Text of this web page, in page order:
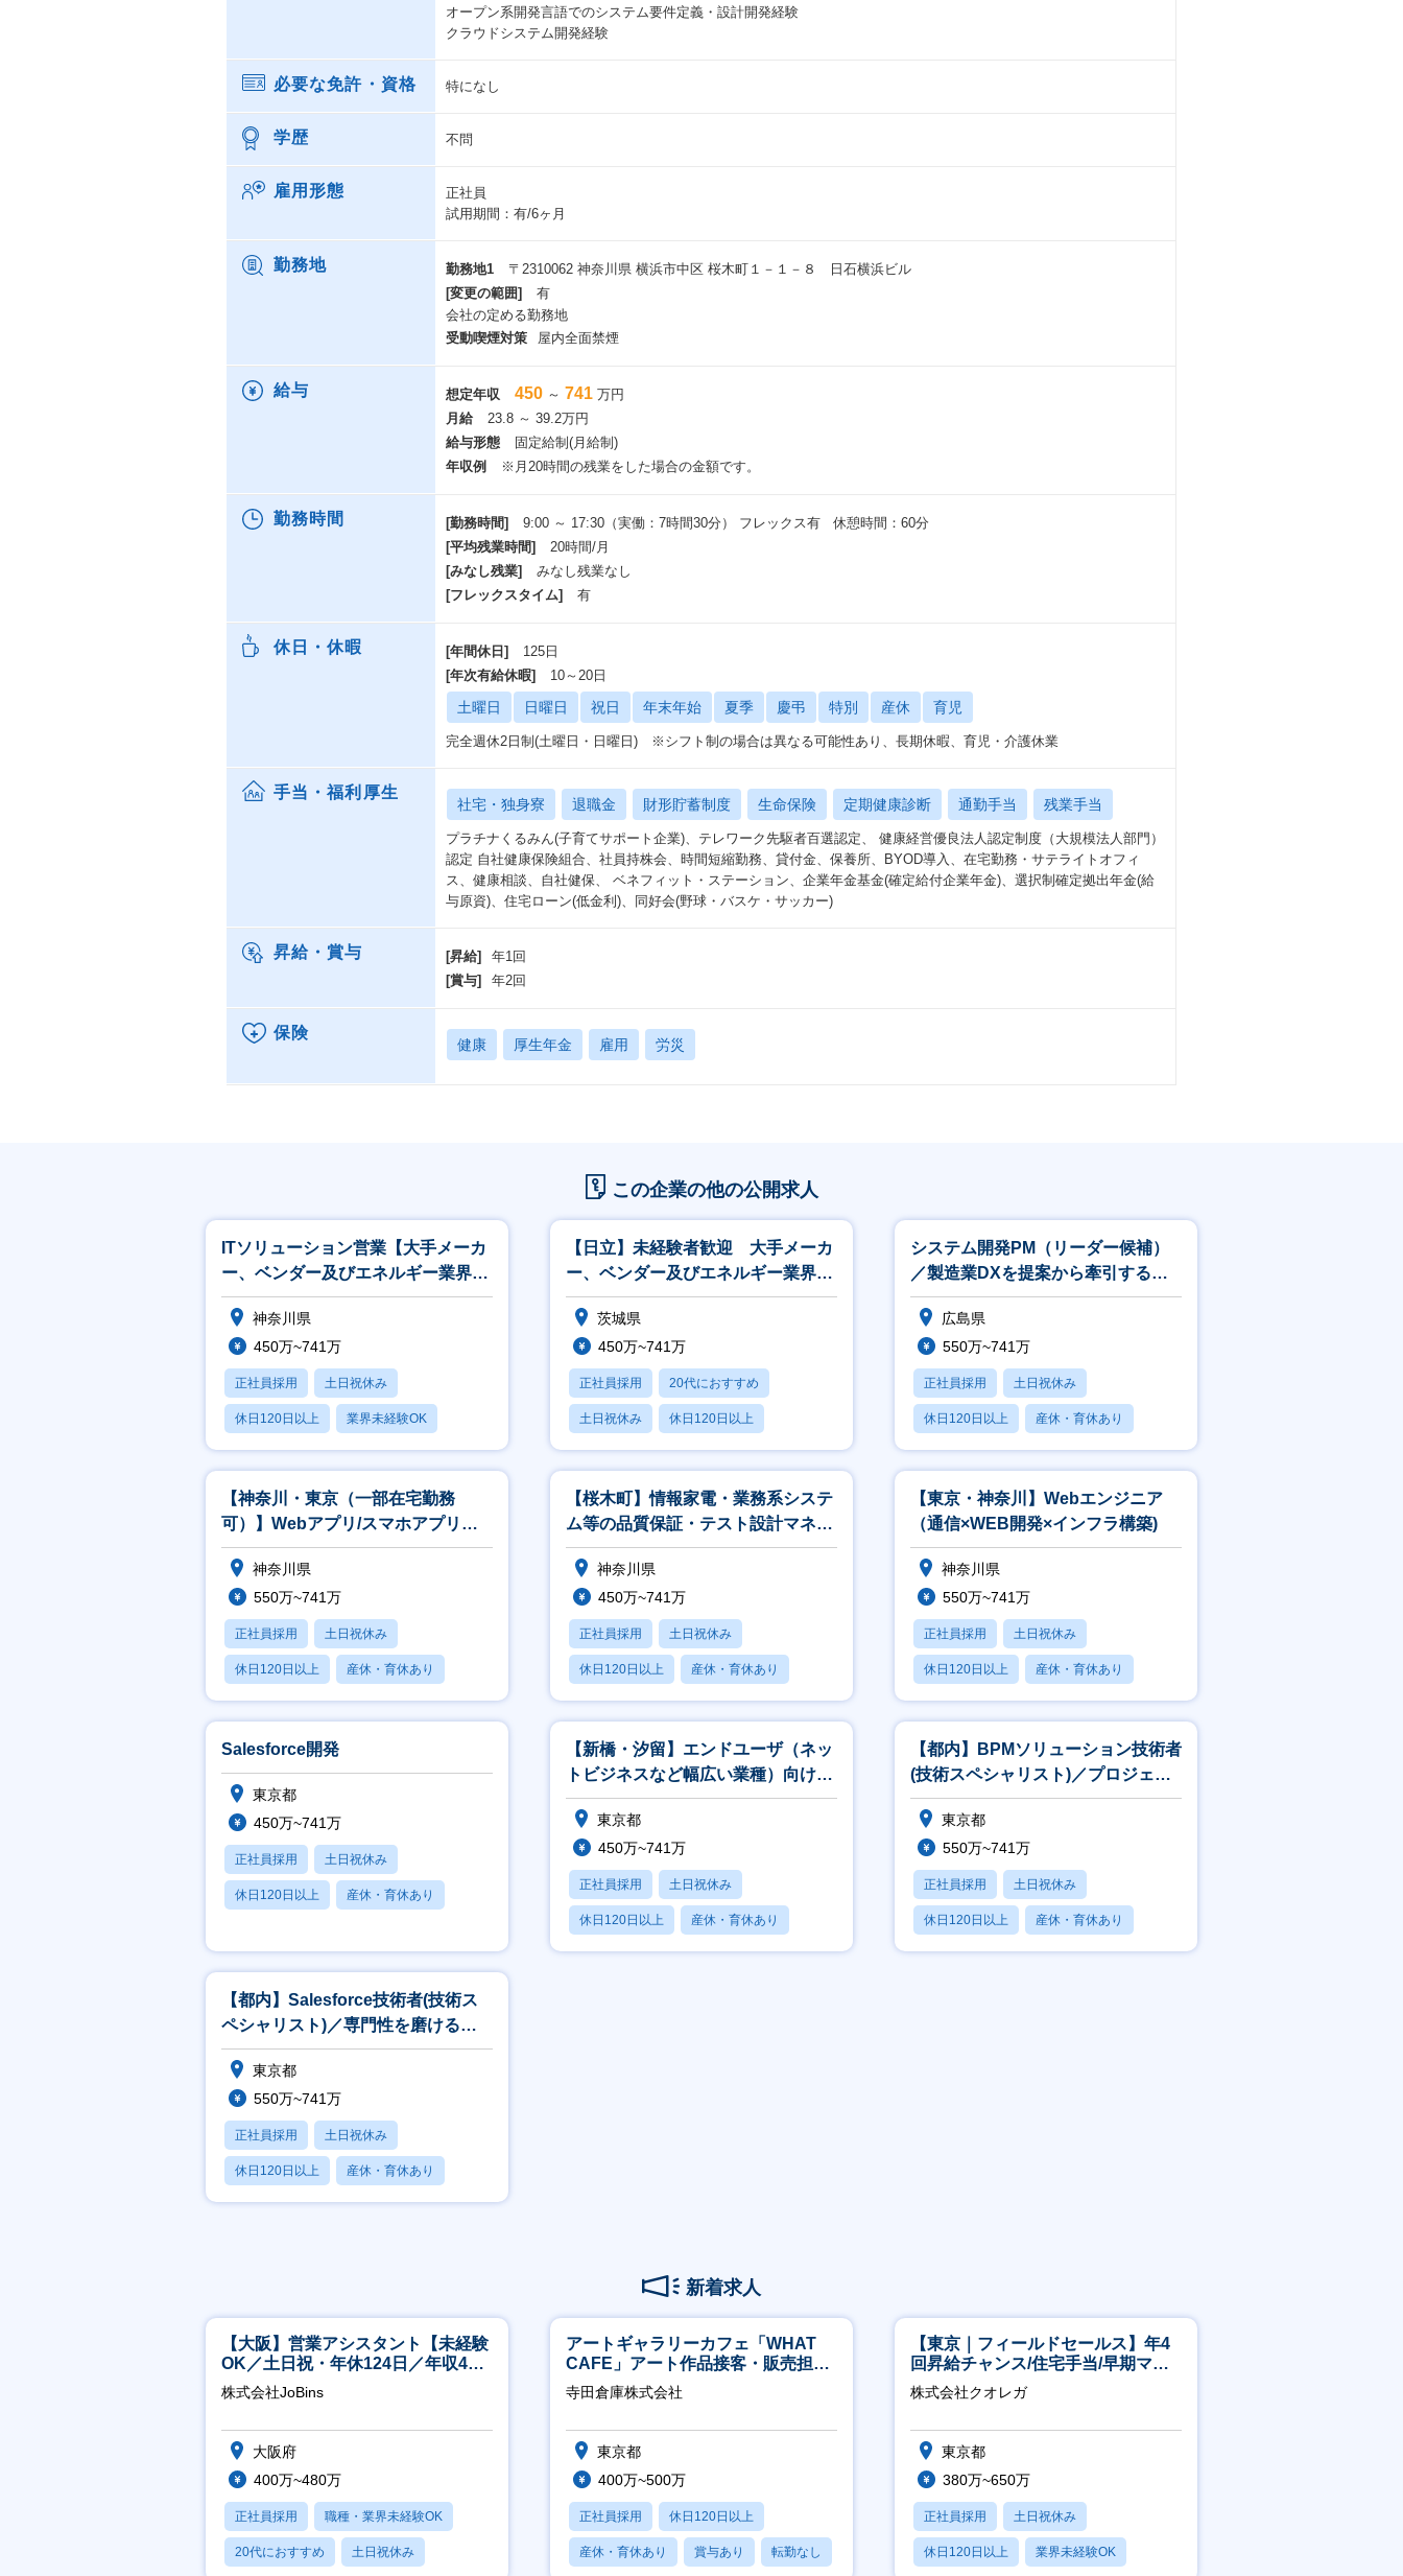
オープン系開発言語でのシステム要件定義・設計開発経験
クラウドシステム開発経験
必要な免許・資格 特になし
学歴 不問
雇用形態
正社員
試用期間：有/6ヶ月
勤務地 勤務地1
〒2310062 神奈川県 横浜市中区 桜木町１－１－８ 日石横浜ビル
[変更の範囲]
有
会社の定める勤務地
受動喫煙対策
屋内全面禁煙
給与 想定年収 450 ～ 741 万円
月給
23.8 ～ 39.2万円
給与形態
固定給制(月給制)
年収例
※月20時間の残業をした場合の金額です。
勤務時間 [勤務時間]
9:00 ～ 17:30（実働：7時間30分） フレックス有 休憩時間：60分
[平均残業時間]
20時間/月
[みなし残業]
みなし残業なし
[フレックスタイム]
有
休日・休暇 [年間休日]
125日
[年次有給休暇]
10～20日
土曜日 日曜日 祝日 年末年始 夏季 慶弔 特別 産休 育児
完全週休2日制(土曜日・日曜日) ※シフト制の場合は異なる可能性あり、長期休暇、育児・介護休業
手当・福利厚生
社宅・独身寮 退職金 財形貯蓄制度 生命保険 定期健康診断 通勤手当 残業手当
プラチナくるみん(子育てサポート企業)、テレワーク先駆者百選認定、 健康経営優良法人認定制度（大規模法人部門）
認定 自社健康保険組合、社員持株会、時間短縮勤務、貸付金、保養所、BYOD導入、在宅勤務・サテライトオフィ
ス、健康相談、自社健保、 ベネフィット・ステーション、企業年金基金(確定給付企業年金)、選択制確定拠出年金(給
与原資)、住宅ローン(低金利)、同好会(野球・バスケ・サッカー)
昇給・賞与 [昇給]
年1回
[賞与]
年2回
保険
健康 厚生年金 雇用 労災
この企業の他の公開求人
ITソリューション営業【大手メーカ
ー、ベンダー及びエネルギー業界、
官公庁向け】
神奈川県
450万~741万
正社員採用 土日祝休み
休日120日以上 業界未経験OK
産休・育休あり
【日立】未経験者歓迎 大手メーカ
ー、ベンダー及びエネルギー業界、
官公庁向けの営業
茨城県
450万~741万
正社員採用 20代におすすめ
土日祝休み 休日120日以上
産休・育休あり
システム開発PM（リーダー候補）
／製造業DXを提案から牽引するプ
ロジェクトマネージャー
広島県
550万~741万
正社員採用 土日祝休み
休日120日以上 産休・育休あり
賞与あり
【神奈川・東京（一部在宅勤務
可）】Webアプリ/スマホアプリ開
発エンジニア
神奈川県
550万~741万
正社員採用 土日祝休み
休日120日以上 産休・育休あり
月残業20時間以内
【桜木町】情報家電・業務系システ
ム等の品質保証・テスト設計マネー
ジャ／アナリスト
神奈川県
450万~741万
正社員採用 土日祝休み
休日120日以上 産休・育休あり
月残業20時間以内
【東京・神奈川】Webエンジニア
（通信×WEB開発×インフラ構築)
神奈川県
550万~741万
正社員採用 土日祝休み
休日120日以上 産休・育休あり
賞与あり
Salesforce開発
東京都
450万~741万
正社員採用 土日祝休み
休日120日以上 産休・育休あり
【新橋・汐留】エンドユーザ（ネッ
トビジネスなど幅広い業種）向けア
カウント営業
東京都
450万~741万
正社員採用 土日祝休み
休日120日以上 産休・育休あり
賞与あり
【都内】BPMソリューション技術者
(技術スペシャリスト)／プロジェク
ト中核×上流工程×一部在宅可
東京都
550万~741万
正社員採用 土日祝休み
休日120日以上 産休・育休あり
賞与あり
【都内】Salesforce技術者(技術ス
ペシャリスト)／専門性を磨ける環
境×上流工程×一部在宅可
東京都
550万~741万
正社員採用 土日祝休み
休日120日以上 産休・育休あり
月残業20時間以内
新着求人
【大阪】営業アシスタント【未経験
OK／土日祝・年休124日／年収400
万～／転勤なし】
株式会社JoBins
大阪府
400万~480万
正社員採用 職種・業界未経験OK
20代におすすめ 土日祝休み
アートギャラリーカフェ「WHAT
CAFE」アート作品接客・販売担当
※アート領域未経験可
寺田倉庫株式会社
東京都
400万~500万
正社員採用 休日120日以上
産休・育休あり 賞与あり 転勤なし
【東京｜フィールドセールス】年4
回昇給チャンス/住宅手当/早期マネ
ジメント機会あり！
株式会社クオレガ
東京都
380万~650万
正社員採用 土日祝休み
休日120日以上 業界未経験OK